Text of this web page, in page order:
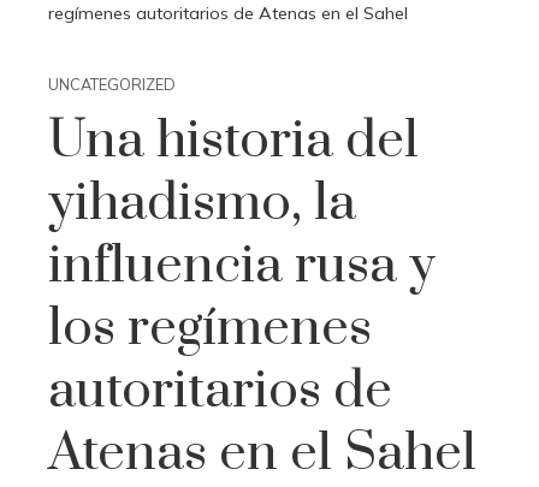
regímenes autoritarios de Atenas en el Sahel
UNCATEGORIZED
Una historia del
yihadismo, la
influencia rusa y
los regímenes
autoritarios de
Atenas en el Sahel